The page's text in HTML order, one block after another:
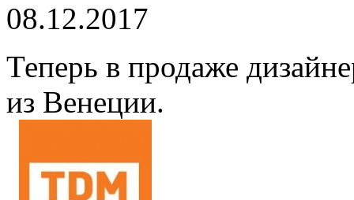
08.12.2017
Теперь в продаже
из Венеции.